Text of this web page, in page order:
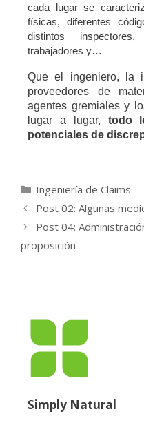
cada lugar se
físicas, diferentes
distintos
trabajadores y…
Que el ingeniero, la
proveedores de
agentes gremiales y
lugar a lugar, todo
potenciales de
Ingeniería de Claims
Post 02: Algunas
Post 04:
proposición
Simply Natural